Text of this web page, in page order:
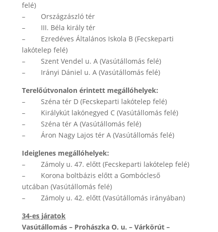
felé)
– Országzászló tér
– III. Béla király tér
– Ezredéves Általános Iskola B (Fecskeparti
lakótelep felé)
– Szent Vendel u. A (Vasútállomás felé)
– Irányi Dániel u. A (Vasútállomás felé)
Terelőútvonalon érintett megállóhelyek:
– Széna tér D (Fecskeparti lakótelep felé)
– Királykút lakónegyed C (Vasútállomás felé)
– Széna tér A (Vasútállomás felé)
– Áron Nagy Lajos tér A (Vasútállomás felé)
Ideiglenes megállóhelyek:
– Zámoly u. 47. előtt (Fecskeparti lakótelep felé)
– Korona boltbázis előtt a Gombócleső
utcában (Vasútállomás felé)
– Zámoly u. 42. előtt (Vasútállomás irányában)
34-es járatok
Vasútállomás – Prohászka O. u. – Várkörút –